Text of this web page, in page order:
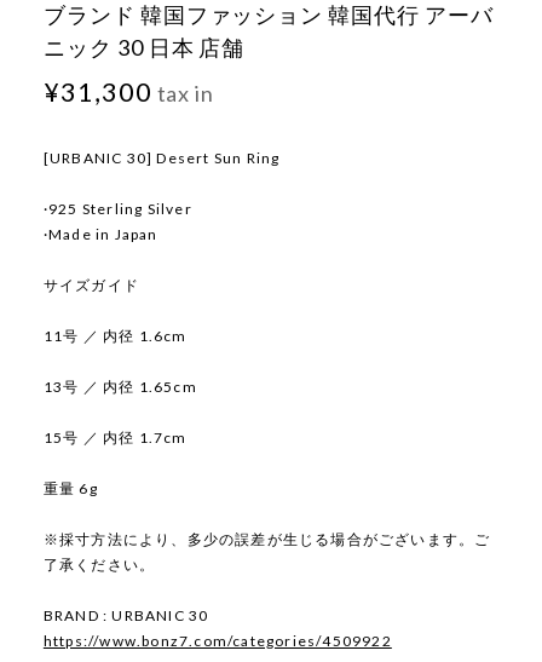
ブランド 韓国ファッション 韓国代行 アーバ
ニック 30 日本 店舗
¥31,300 tax in
[URBANIC 30] Desert Sun Ring
·925 Sterling Silver
·Made in Japan
サイズガイド
11号 ／ 内径 1.6cm
13号 ／ 内径 1.65cm
15号 ／ 内径 1.7cm
重量 6g
※採寸方法により、多少の誤差が生じる場合がございます。ご
了承ください。
BRAND : URBANIC 30
https://www.bonz7.com/categories/4509922